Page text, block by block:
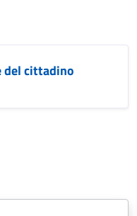
del cittadino